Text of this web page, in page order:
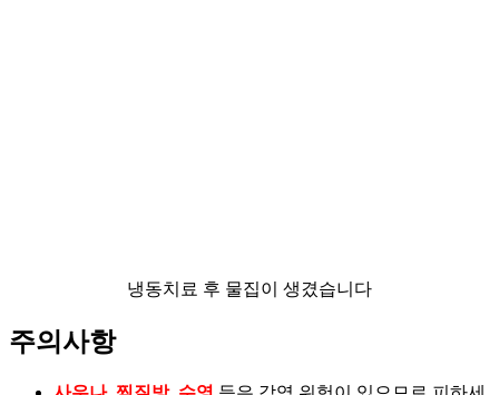
냉동치료 후 물집이 생겼습니다
주의사항